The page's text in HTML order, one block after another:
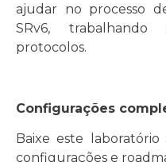
ajudar no processo
SRv6, trabalhando
protocolos.
Configurações
Baixe este
configurações e